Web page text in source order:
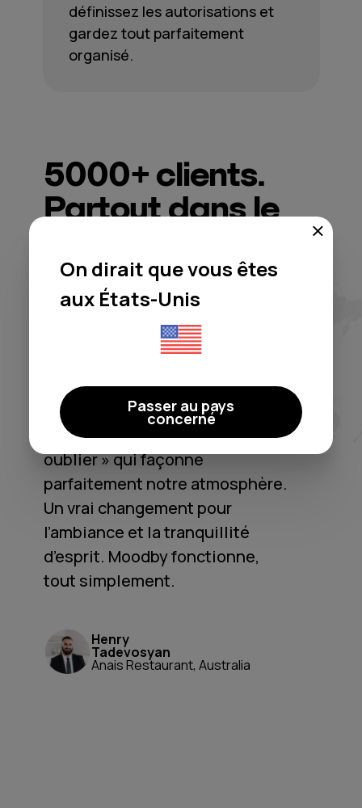
définissez les autorisations et
gardez tout parfaitement
organisé.
têtes de licences et des
playlists génériques. C’est un
vrai système « configurer et
oublier » qui façonne
parfaitement notre atmosphère.
Un vrai changement pour
l’ambiance et la tranquillité
d’esprit. Moodby fonctionne,
tout simplement.
Henry
Tadevosyan
Anais Restaurant, Australia
5000+ clients.
Partout dans le
On dirait que vous êtes
aux États-Unis
Passer au pays
concerné